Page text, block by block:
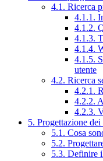
4.1. Ricerca
4.1.1.
4.1.2.
4.1.3.
4.1.4.
4.1.5.
utente
4.2. Ricerca
4.2.1.
4.2.2.
4.2.3.
5. Progettazione dei
5.1. Cosa
5.2.
5.3. Definire